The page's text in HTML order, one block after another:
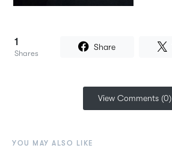
1
Shares
Share
View Comments (0)
YOU MAY ALSO LIKE